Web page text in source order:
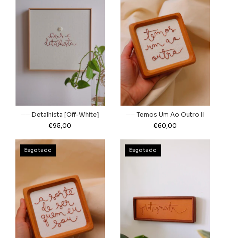
── Detalhista [Off-White]
€95,00
── Temos Um Ao Outro II
€60,00
Esgotado Esgotado